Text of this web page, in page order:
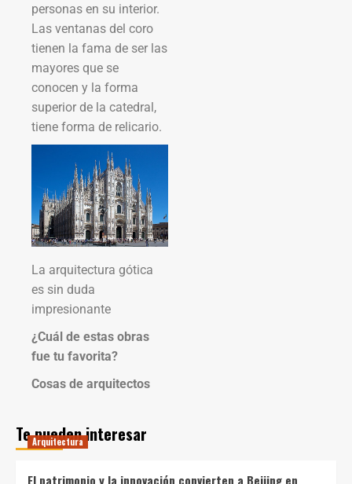
personas en su interior.
Las ventanas del coro
tienen la fama de ser las
mayores que se
conocen y la forma
superior de la catedral,
tiene forma de relicario.
La arquitectura gótica
es sin duda
impresionante
¿Cuál de estas obras
fue tu favorita?
Cosas de arquitectos
Te pueden interesar
Arquitectura
El patrimonio y la innovación convierten a Beijing en